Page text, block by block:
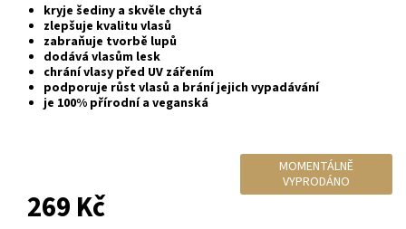
kryje šediny askvěle chytá
zlepšuje kvalitu vlasů
zabraňuje tvorbě lupů
dodává vlasům lesk
chrání vlasy před UV zářením
podporuje růst vlasů a brání jejich vypadávání
je 100% přírodní a veganská
MOMENTÁLNĚ
VYPRODÁNO
269 Kč